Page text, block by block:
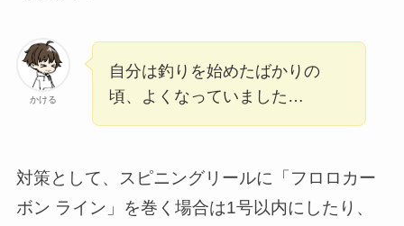
かける
自分は釣りを始めたばかりの
頃、よくなっていました…
対策として、スピニングリールに「フロロカー
ボン ライン」を巻く場合は1号以内にしたり、